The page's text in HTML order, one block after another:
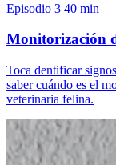
Episodio 3 40 min
Monitorización
Toca dentificar
saber cuándo es el
veterinaria felina.